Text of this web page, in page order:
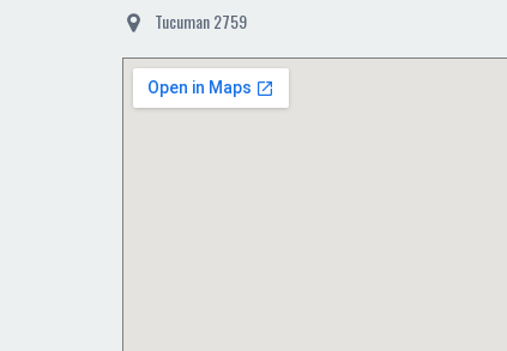
Tucuman 2759